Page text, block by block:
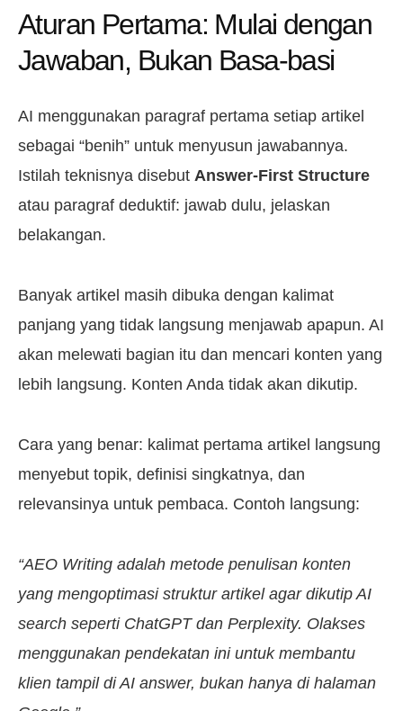
Aturan Pertama: Mulai dengan
Jawaban, Bukan Basa-basi
AI menggunakan paragraf pertama setiap artikel
sebagai “benih” untuk menyusun jawabannya.
Istilah teknisnya disebut Answer-First Structure
atau paragraf deduktif: jawab dulu, jelaskan
belakangan.
Banyak artikel masih dibuka dengan kalimat
panjang yang tidak langsung menjawab apapun. AI
akan melewati bagian itu dan mencari konten yang
lebih langsung. Konten Anda tidak akan dikutip.
Cara yang benar: kalimat pertama artikel langsung
menyebut topik, definisi singkatnya, dan
relevansinya untuk pembaca. Contoh langsung:
“AEO Writing adalah metode penulisan konten
yang mengoptimasi struktur artikel agar dikutip AI
search seperti ChatGPT dan Perplexity. Olakses
menggunakan pendekatan ini untuk membantu
klien tampil di AI answer, bukan hanya di halaman